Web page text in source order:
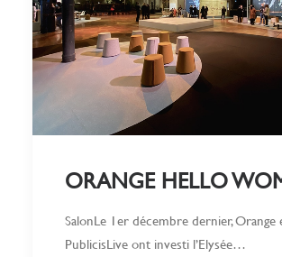
ORANGE HELLO
SalonLe 1er décembre dernier, Orange
PublicisLive ont investi l’Elysée…